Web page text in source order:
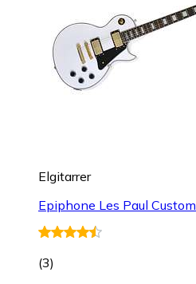
Elgitarrer
Epiphone Les Paul Custom
(3)